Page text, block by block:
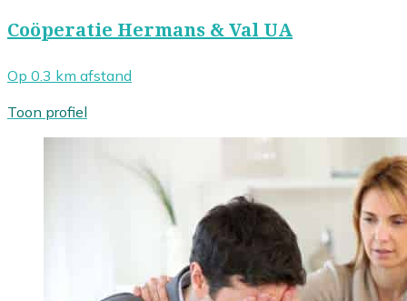
Coöperatie Hermans & Val UA
Op 0.3 km afstand
Toon profiel